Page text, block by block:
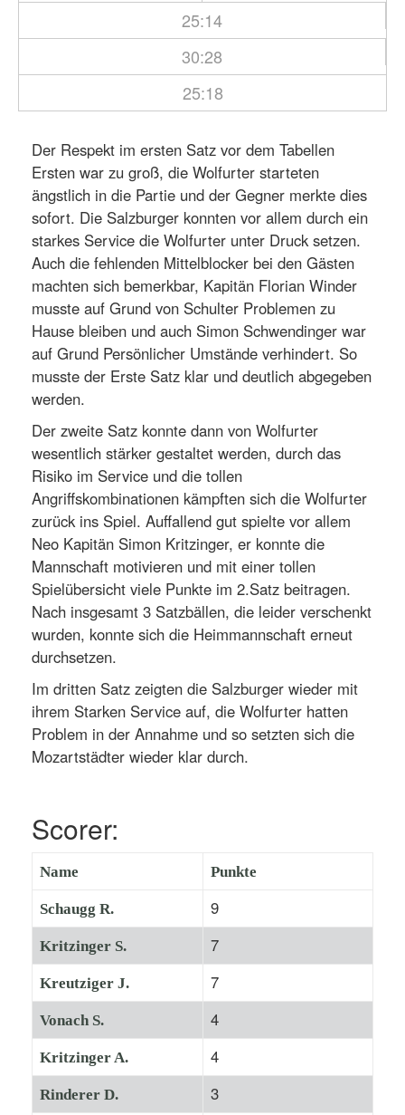
25:14
30:28
25:18
Der Respekt im ersten Satz vor dem Tabellen
Ersten war zu groß, die Wolfurter starteten
ängstlich in die Partie und der Gegner merkte dies
sofort. Die Salzburger konnten vor allem durch ein
starkes Service die Wolfurter unter Druck setzen.
Auch die fehlenden Mittelblocker bei den Gästen
machten sich bemerkbar, Kapitän Florian Winder
musste auf Grund von Schulter Problemen zu
Hause bleiben und auch Simon Schwendinger war
auf Grund Persönlicher Umstände verhindert. So
musste der Erste Satz klar und deutlich abgegeben
werden.
Der zweite Satz konnte dann von Wolfurter
wesentlich stärker gestaltet werden, durch das
Risiko im Service und die tollen
Angriffskombinationen kämpften sich die Wolfurter
zurück ins Spiel. Auffallend gut spielte vor allem
Neo Kapitän Simon Kritzinger, er konnte die
Mannschaft motivieren und mit einer tollen
Spielübersicht viele Punkte im 2.Satz beitragen.
Nach insgesamt 3 Satzbällen, die leider verschenkt
wurden, konnte sich die Heimmannschaft erneut
durchsetzen.
Im dritten Satz zeigten die Salzburger wieder mit
ihrem Starken Service auf, die Wolfurter hatten
Problem in der Annahme und so setzten sich die
Mozartstädter wieder klar durch.
Scorer:
Name Punkte
Schaugg R. 9
Kritzinger S. 7
Kreutziger J. 7
Vonach S. 4
Kritzinger A. 4
Rinderer D. 3